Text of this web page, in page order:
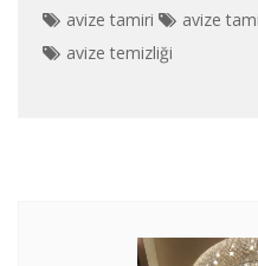
avize tamiri avize
avize temizliği